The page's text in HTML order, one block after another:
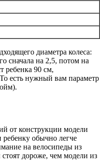
диаметра колеса:
сначала на 2,5, потом на
ребенка 90 см,
есть нужный вам параметр
от конструкции модели
обычно легче
на велосипеды из
дороже, чем модели из